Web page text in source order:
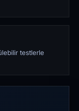
testlerle